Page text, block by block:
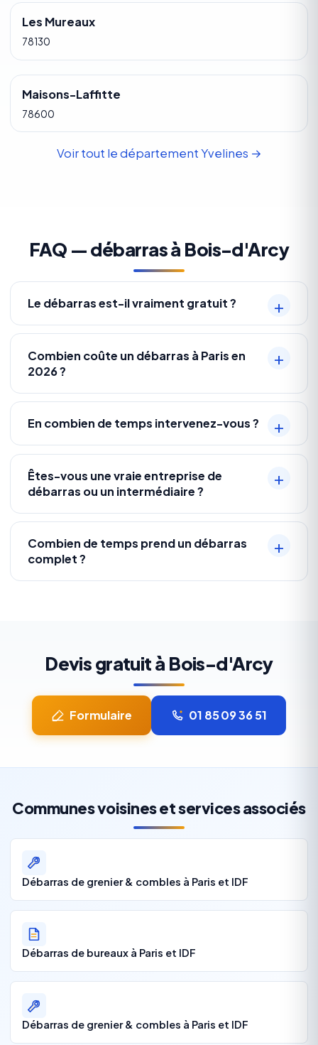
Les Mureaux
78130
Maisons-Laffitte
78600
Voir tout le département Yvelines →
FAQ — débarras à Bois-d'Arcy
Le débarras est-il vraiment gratuit ?
Combien coûte un débarras à Paris en
2026 ?
En combien de temps intervenez-vous ?
Êtes-vous une vraie entreprise de
débarras ou un intermédiaire ?
Combien de temps prend un débarras
complet ?
Devis gratuit à Bois-d'Arcy
Formulaire 01 85 09 36 51
Communes voisines et services associés
Débarras de grenier & combles à Paris et IDF
Débarras de bureaux à Paris et IDF
Débarras de grenier & combles à Paris et IDF